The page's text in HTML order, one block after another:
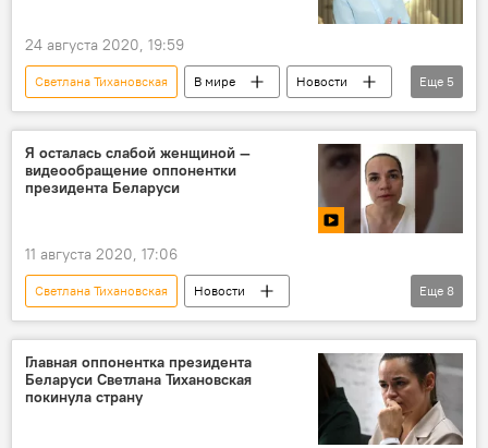
24 августа 2020, 19:59
Светлана Тихановская В мире
Новости
Политика
Беларусь
США
Акции протеста после выборов президента Беларуси
Еще 5
Я осталась слабой женщиной —
видеообращение оппонентки
президента Беларуси
11 августа 2020, 17:06
Светлана Тихановская
Новости
Политика
В мире
Беларусь
видеообращение
протест
видео
Мультимедиа
Акции протеста после выборов президента Беларуси
Еще 8
Главная оппонентка президента
Беларуси Светлана Тихановская
покинула страну